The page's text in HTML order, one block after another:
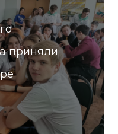
приняли